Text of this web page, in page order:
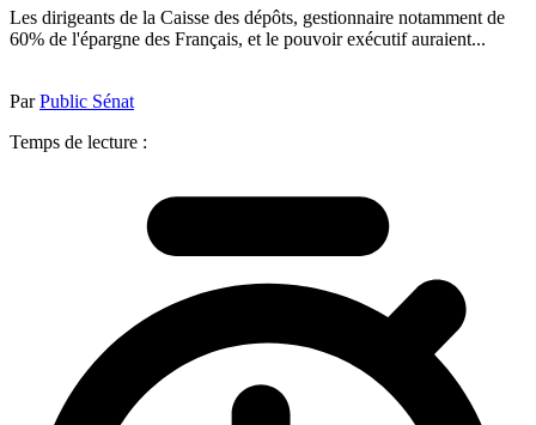
Les dirigeants de la Caisse des dépôts, gestionnaire notamment de
60% de l'épargne des Français, et le pouvoir exécutif auraient...
ParPublic Sénat
Temps de lecture :